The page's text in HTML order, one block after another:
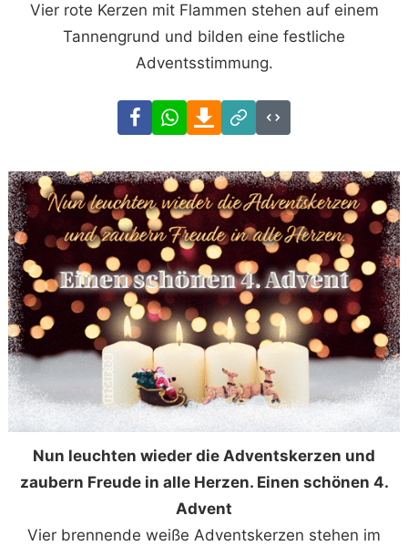
Vier rote Kerzen mit Flammen stehen auf einem
Tannengrund und bilden eine festliche
Adventsstimmung.
FacebookWhatsAppDownload
Link
Code
Nun leuchten wieder die Adventskerzen und
zaubern Freude in alle Herzen. Einen schönen 4.
Advent
Vier brennende weiße Adventskerzen stehen im